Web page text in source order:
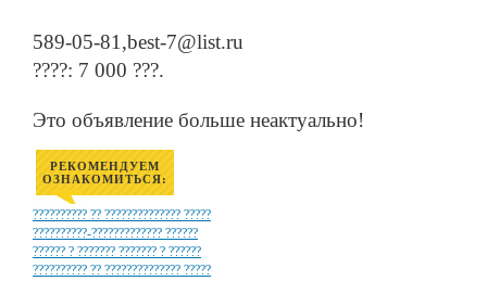
589-05-81,best-7@list.ru
????: 7 000 ???.
Это объявление больше неактуально!
РЕКОМЕНДУЕМ
ОЗНАКОМИТЬСЯ:
?????????? ?? ?????????????? ?????
??????????-????????????? ??????
?????? ? ??????? ??????? ? ??????
?????????? ?? ?????????????? ?????